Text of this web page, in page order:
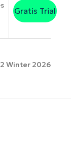
Gratis Trial
Winter 2026